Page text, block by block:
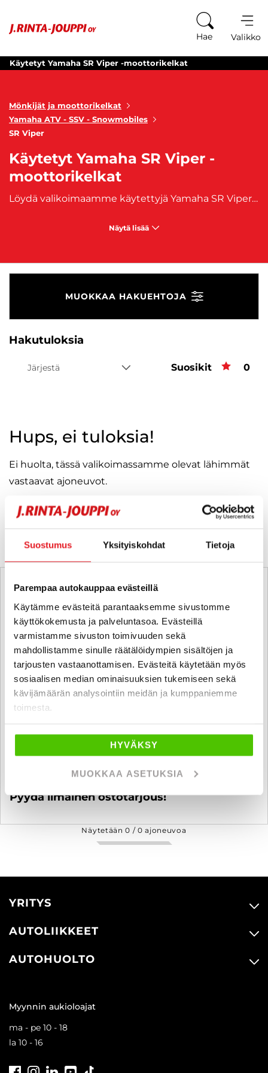
Suostumus Yksityiskohdat Tietoja
Parempaa autokauppaa evästeillä
Käytämme evästeitä parantaaksemme sivustomme
käyttökokemusta ja palveluntasoa. Evästeillä
varmistamme sivuston toimivuuden sekä
mahdollistamme sinulle räätälöidympien sisältöjen ja
tarjousten vastaanottamisen. Evästeitä käytetään myös
sosiaalisen median ominaisuuksien tukemiseen sekä
kävijämäärän analysointiin meidän ja kumppaniemme
toimesta.
HYVÄKSY
MUOKKAA ASETUKSIA
Hae Valikko
Käytetyt Yamaha SR Viper -moottorikelkat
Mönkijät ja moottorikelkat
Yamaha ATV - SSV - Snowmobiles
SR Viper
Käytetyt Yamaha SR Viper -
moottorikelkat
Löydä valikoimaamme käytettyjä Yamaha SR Viper -moottorikelkkoja, jotka ovat tunnettuja suorituskyvystään ja luotettavuudestaan lumisilla maastoilla. Olipa kyseessä sitten syvä lumi tai avoin polku, Yamaha SR Viper vie sinut seikkailuun turvallisesti ja tyylillä. Tutustu ja valitse juuri sinulle sopivan moottorikelkka. Älä missaa mahdollisuutta omistaa yksi näistä huippuluokan kelkoista – ota yhteyttä jo tänään saadaksesi lisätietoja! Yamaha SR Viper -moottorikelkat tarjoavat erilaisia ominaisuuksia ja kokemuksia. On tärkeää valita omaan käyttöön sopiva ja mieluisa maastoajoneuvo, jotta tiellä ja maastossa liikkumisesta tulee mahdollisimman mukavaa ja turvallista. J. Rinta-Joupilta on saatavilla kilvellisiin mönkijöihin ja moottorikelkkoihin myös edullinen
Näytä lisää
MUOKKAA HAKUEHTOJA
Hakutuloksia
Järjestä Suosikit 0
Hups, ei tuloksia!
Ei huolta, tässä valikoimassamme olevat lähimmät
vastaavat ajoneuvot.
KATSO VASTAAVANLAISET AUTOT
Pyydä ilmainen ostotarjous!
Näytetään0 /0 ajoneuvoa
YRITYS
AUTOLIIKKEET
AUTOHUOLTO
Myynnin aukioloajat
ma - pe 10 - 18
la 10 - 16